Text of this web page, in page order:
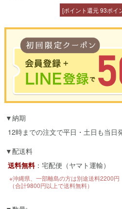
[ポイント還元 93ポイ
LINEのアカウントを使って簡単に会員登録
納期
12時までの注文で平日・土日も当日
配送料
送料無料：宅配便（ヤマト運輸）
※沖縄県、一部離島の方は別途送料2200円
（合計9800円以上で送料無料）